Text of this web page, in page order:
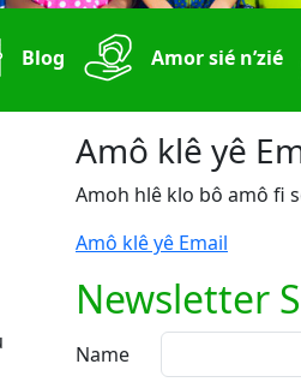
Blog Amor sié n’zié
Amô klê yê
Amoh hlê klo bô amô fi
Amô klê yê Email
Newsletter
Name